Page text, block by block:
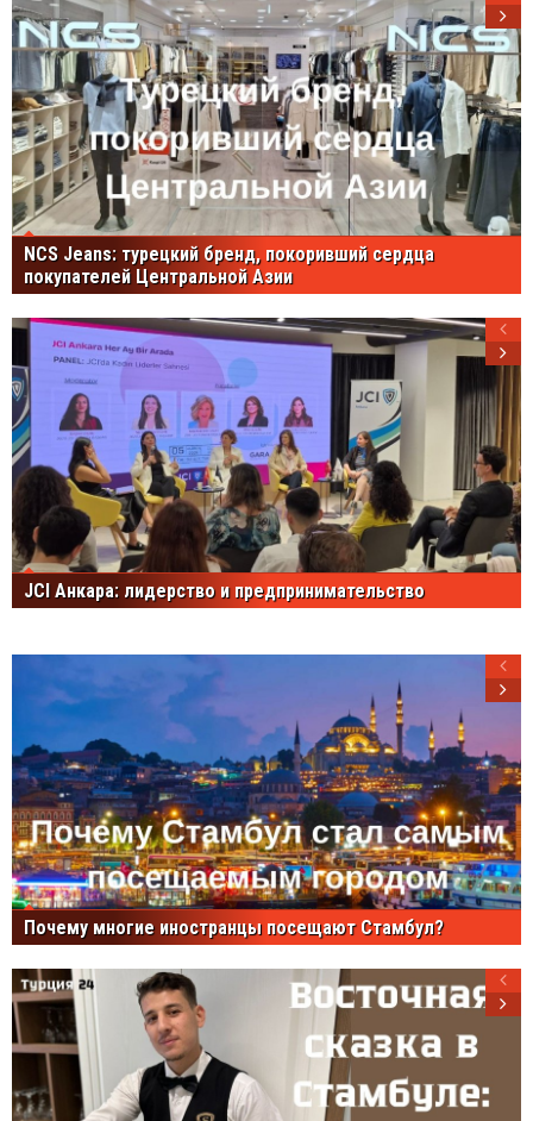
NCS Jeans: турецкий бренд, покоривший сердца
покупателей Центральной Азии
JCI Анкара: лидерство и предпринимательство
Почему многие иностранцы посещают Стамбул?